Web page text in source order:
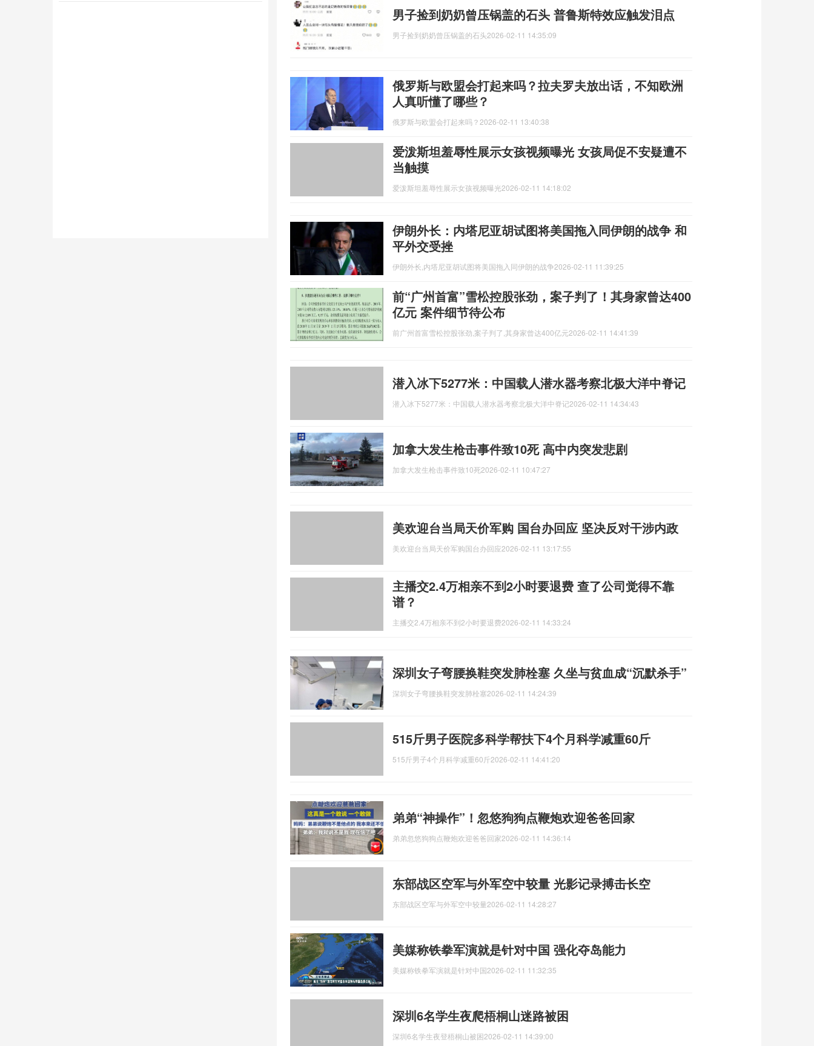
男子捡到奶奶曾压锅盖的石头 普鲁斯特效应触发泪点
男子捡到奶奶曾压锅盖的石头2026-02-11 14:35:09
俄罗斯与欧盟会打起来吗？拉夫罗夫放出话，不知欧洲
人真听懂了哪些？
俄罗斯与欧盟会打起来吗？ 2026-02-11 13:40:38
爱泼斯坦羞辱性展示女孩视频曝光 女孩局促不安疑遭不
当触摸
爱泼斯坦羞辱性展示女孩视频曝光2026-02-11 14:18:02
伊朗外长：内塔尼亚胡试图将美国拖入同伊朗的战争 和
平外交受挫
伊朗外长,内塔尼亚胡试图将美国拖入同伊朗的战争2026-02-11 11:39:25
前“广州首富”雪松控股张劲，案子判了！其身家曾达400
亿元 案件细节待公布
前广州首富雪松控股张劲,案子判了,其身家曾达400亿元2026-02-11 14:41:39
潜入冰下5277米：中国载人潜水器考察北极大洋中脊记
潜入冰下5277米：中国载人潜水器考察北极大洋中脊记2026-02-11 14:34:43
加拿大发生枪击事件致10死 高中内突发悲剧
加拿大发生枪击事件致10死2026-02-11 10:47:27
美欢迎台当局天价军购 国台办回应 坚决反对干涉内政
美欢迎台当局天价军购国台办回应2026-02-11 13:17:55
主播交2.4万相亲不到2小时要退费 查了公司觉得不靠
谱？
主播交2.4万相亲不到2小时要退费2026-02-11 14:33:24
深圳女子弯腰换鞋突发肺栓塞 久坐与贫血成“沉默杀手”
深圳女子弯腰换鞋突发肺栓塞2026-02-11 14:24:39
515斤男子医院多科学帮扶下4个月科学减重60斤
515斤男子4个月科学减重60斤2026-02-11 14:41:20
弟弟“神操作”！忽悠狗狗点鞭炮欢迎爸爸回家
弟弟忽悠狗狗点鞭炮欢迎爸爸回家2026-02-11 14:36:14
东部战区空军与外军空中较量 光影记录搏击长空
东部战区空军与外军空中较量2026-02-11 14:28:27
美媒称铁拳军演就是针对中国 强化夺岛能力
美媒称铁拳军演就是针对中国2026-02-11 11:32:35
深圳6名学生夜爬梧桐山迷路被困
深圳6名学生夜登梧桐山被困2026-02-11 14:39:00